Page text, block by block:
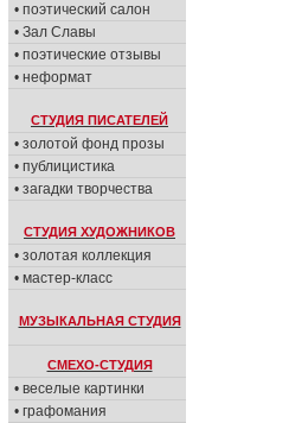
• поэтический салон
• Зал Славы
• поэтические отзывы
• неформат
СТУДИЯ ПИСАТЕЛЕЙ
• золотой фонд прозы
• публицистика
• загадки творчества
СТУДИЯ ХУДОЖНИКОВ
• золотая коллекция
• мастер-класс
МУЗЫКАЛЬНАЯ СТУДИЯ
СМЕХО-СТУДИЯ
• веселые картинки
• графомания